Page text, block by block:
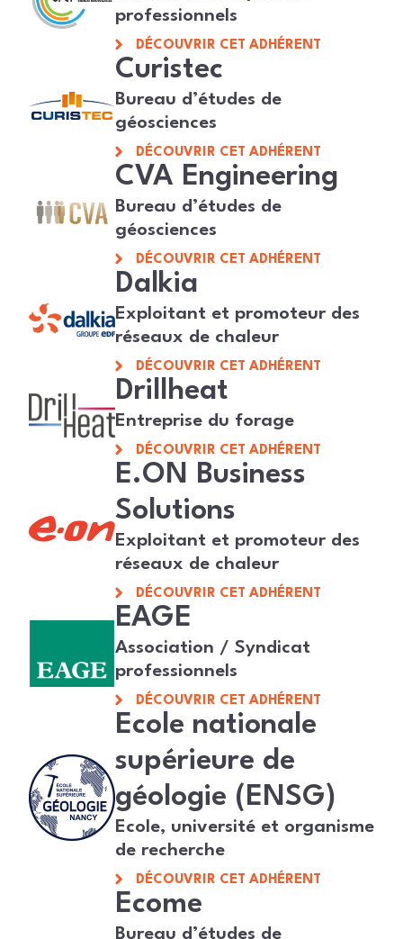
professionnels
DÉCOUVRIR CET ADHÉRENT
Curistec
Bureau d’études de
géosciences
DÉCOUVRIR CET ADHÉRENT
CVA Engineering
Bureau d’études de
géosciences
DÉCOUVRIR CET ADHÉRENT
Dalkia
Exploitant et promoteur des
réseaux de chaleur
DÉCOUVRIR CET ADHÉRENT
Drillheat
Entreprise du forage
DÉCOUVRIR CET ADHÉRENT
E.ON Business
Solutions
Exploitant et promoteur des
réseaux de chaleur
DÉCOUVRIR CET ADHÉRENT
EAGE
Association / Syndicat
professionnels
DÉCOUVRIR CET ADHÉRENT
Ecole nationale
supérieure de
géologie (ENSG)
Ecole, université et organisme
de recherche
DÉCOUVRIR CET ADHÉRENT
Ecome
Bureau d’études de